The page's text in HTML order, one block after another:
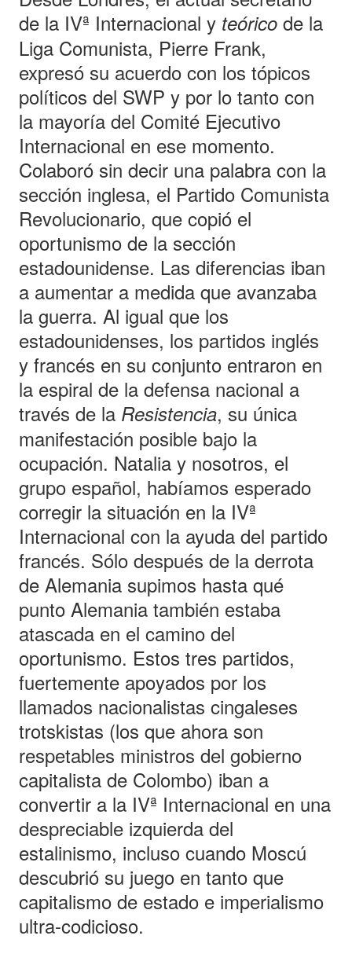
de la IVª Internacional y teórico de la
Liga Comunista, Pierre Frank,
expresó su acuerdo con los tópicos
políticos del SWP y por lo tanto con
la mayoría del Comité Ejecutivo
Internacional en ese momento.
Colaboró sin decir una palabra con la
sección inglesa, el Partido Comunista
Revolucionario, que copió el
oportunismo de la sección
estadounidense. Las diferencias iban
a aumentar a medida que avanzaba
la guerra. Al igual que los
estadounidenses, los partidos inglés
y francés en su conjunto entraron en
la espiral de la defensa nacional a
través de la Resistencia, su única
manifestación posible bajo la
ocupación. Natalia y nosotros, el
grupo español, habíamos esperado
corregir la situación en la IVª
Internacional con la ayuda del partido
francés. Sólo después de la derrota
de Alemania supimos hasta qué
punto Alemania también estaba
atascada en el camino del
oportunismo. Estos tres partidos,
fuertemente apoyados por los
llamados nacionalistas cingaleses
trotskistas (los que ahora son
respetables ministros del gobierno
capitalista de Colombo) iban a
convertir a la IVª Internacional en una
despreciable izquierda del
estalinismo, incluso cuando Moscú
descubrió su juego en tanto que
capitalismo de estado e imperialismo
ultra-codicioso.